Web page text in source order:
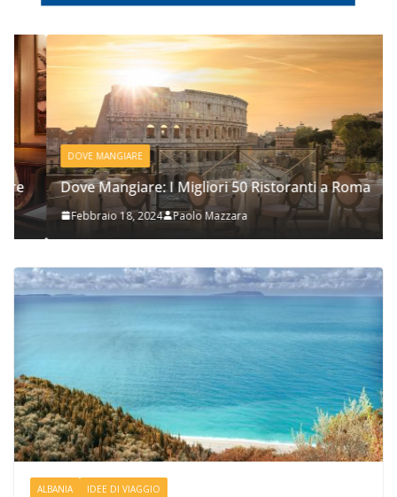
DOVE MANGIARE
Dove Mangiare: I Migliori 50 Ristoranti a Roma
Febbraio 18, 2024 Paolo Mazzara
ALBANIA IDEE DI VIAGGIO